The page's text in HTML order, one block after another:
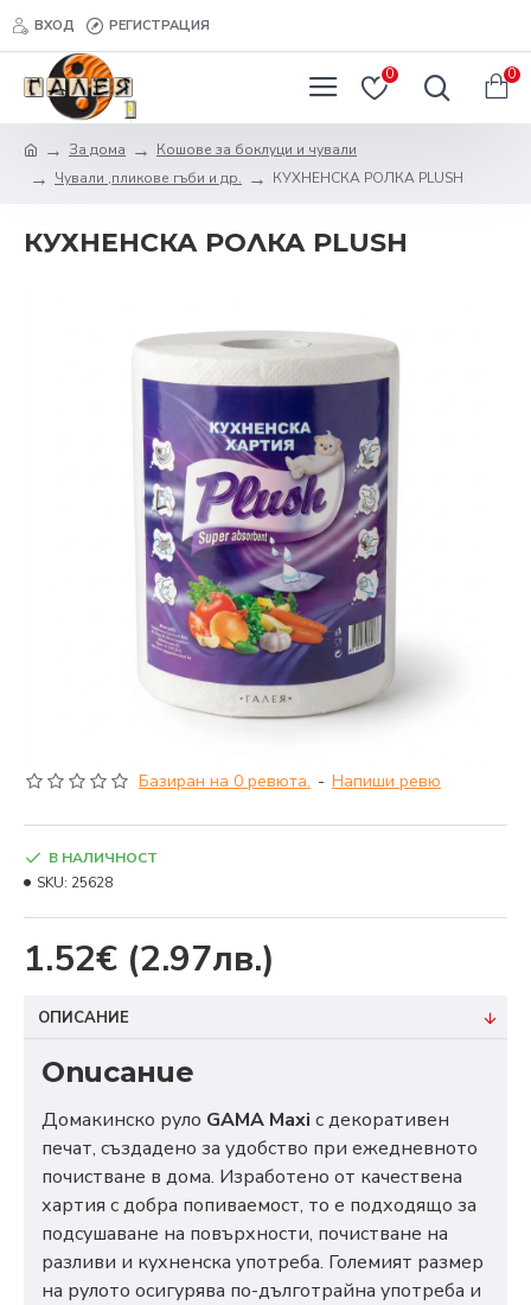
ВХОД РЕГИСТРАЦИЯ
0 0
За дома
Кошове за боклуци и чували
Чували ,пликове гъби и др.
КУХНЕНСКА РОЛКА PLUSH
КУХНЕНСКА РОЛКА PLUSH
Базиран на 0 ревюта. - Напиши ревю
1.52€ (2.97лв.)
В НАЛИЧНОСТ
SKU: 25628
ОПИСАНИЕ
Описание
Домакинско руло GAMA Maxi с декоративен
печат, създадено за удобство при ежедневното
почистване в дома. Изработено от качествена
хартия с добра попиваемост, то е подходящо за
подсушаване на повърхности, почистване на
разливи и кухненска употреба. Големият размер
на рулото осигурява по-дълготрайна употреба и